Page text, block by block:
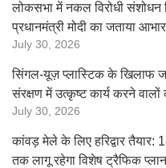
लोकसभा में नकल विरोधी संशोधन
प्रधानमंत्री मोदी का जताया आभार
July 30, 2026
सिंगल-यूज़ प्लास्टिक के खिलाफ
संरक्षण में उत्कृष्ट कार्य करने वालों
July 30, 2026
कांवड़ मेले के लिए हरिद्वार
तक लागू रहेगा विशेष ट्रैफिक प्लान